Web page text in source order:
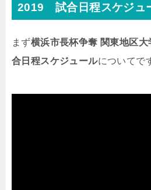
2019 試合日程スケジュ
まず横浜市長杯争奪 関東地区
合日程スケジュールについてで